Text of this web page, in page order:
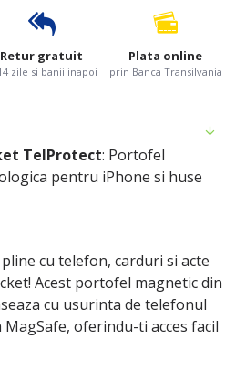
Retur gratuit
zile si banii inapoi
Plata online
prin Banca Transilvania
TelProtect: Portofel
pentru iPhone si huse
cu telefon, carduri si acte
Acest portofel magnetic din
cu usurinta de telefonul
oferindu-ti acces facil